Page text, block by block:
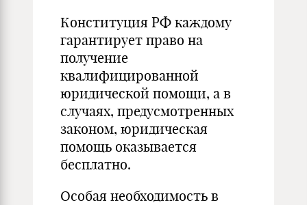
Конституция РФ каждому
гарантирует право на
получение
квалифицированной
юридической помощи, а в
случаях, предусмотренных
законом, юридическая
помощь оказывается
бесплатно.
Особая необходимость в